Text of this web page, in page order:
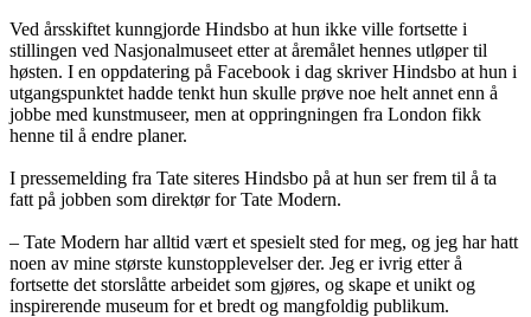
Ved årsskiftet kunngjorde Hindsbo at hun ikke ville fortsette i
stillingen ved Nasjonalmuseet etter at åremålet hennes utløper til
høsten. I en oppdatering på Facebook i dag skriver Hindsbo at hun i
utgangspunktet hadde tenkt hun skulle prøve noe helt annet enn å
jobbe med kunstmuseer, men at oppringningen fra London fikk
henne til å endre planer.
I pressemelding fra Tate siteres Hindsbo på at hun ser frem til å ta
fatt på jobben som direktør for Tate Modern.
– Tate Modern har alltid vært et spesielt sted for meg, og jeg har hatt
noen av mine største kunstopplevelser der. Jeg er ivrig etter å
fortsette det storslåtte arbeidet som gjøres, og skape et unikt og
inspirerende museum for et bredt og mangfoldig publikum.